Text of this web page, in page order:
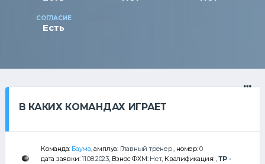
СОГЛАСИЕ
Есть
В КАКИХ КОМАНДАХ ИГРАЕТ
Команда: Баума, амплуа: Главный тренер, номер:0
дата заявки:11.08.2023, Взнос ФХМ: Нет, Квалификация: ,ТР -